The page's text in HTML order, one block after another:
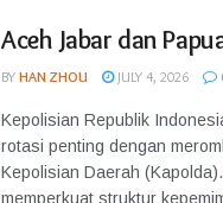
Aceh Jabar dan
BY HAN ZHOU JULY 4, 2026
Kepolisian Republik
rotasi penting dengan
Kepolisian Daerah
memperkuat struktur